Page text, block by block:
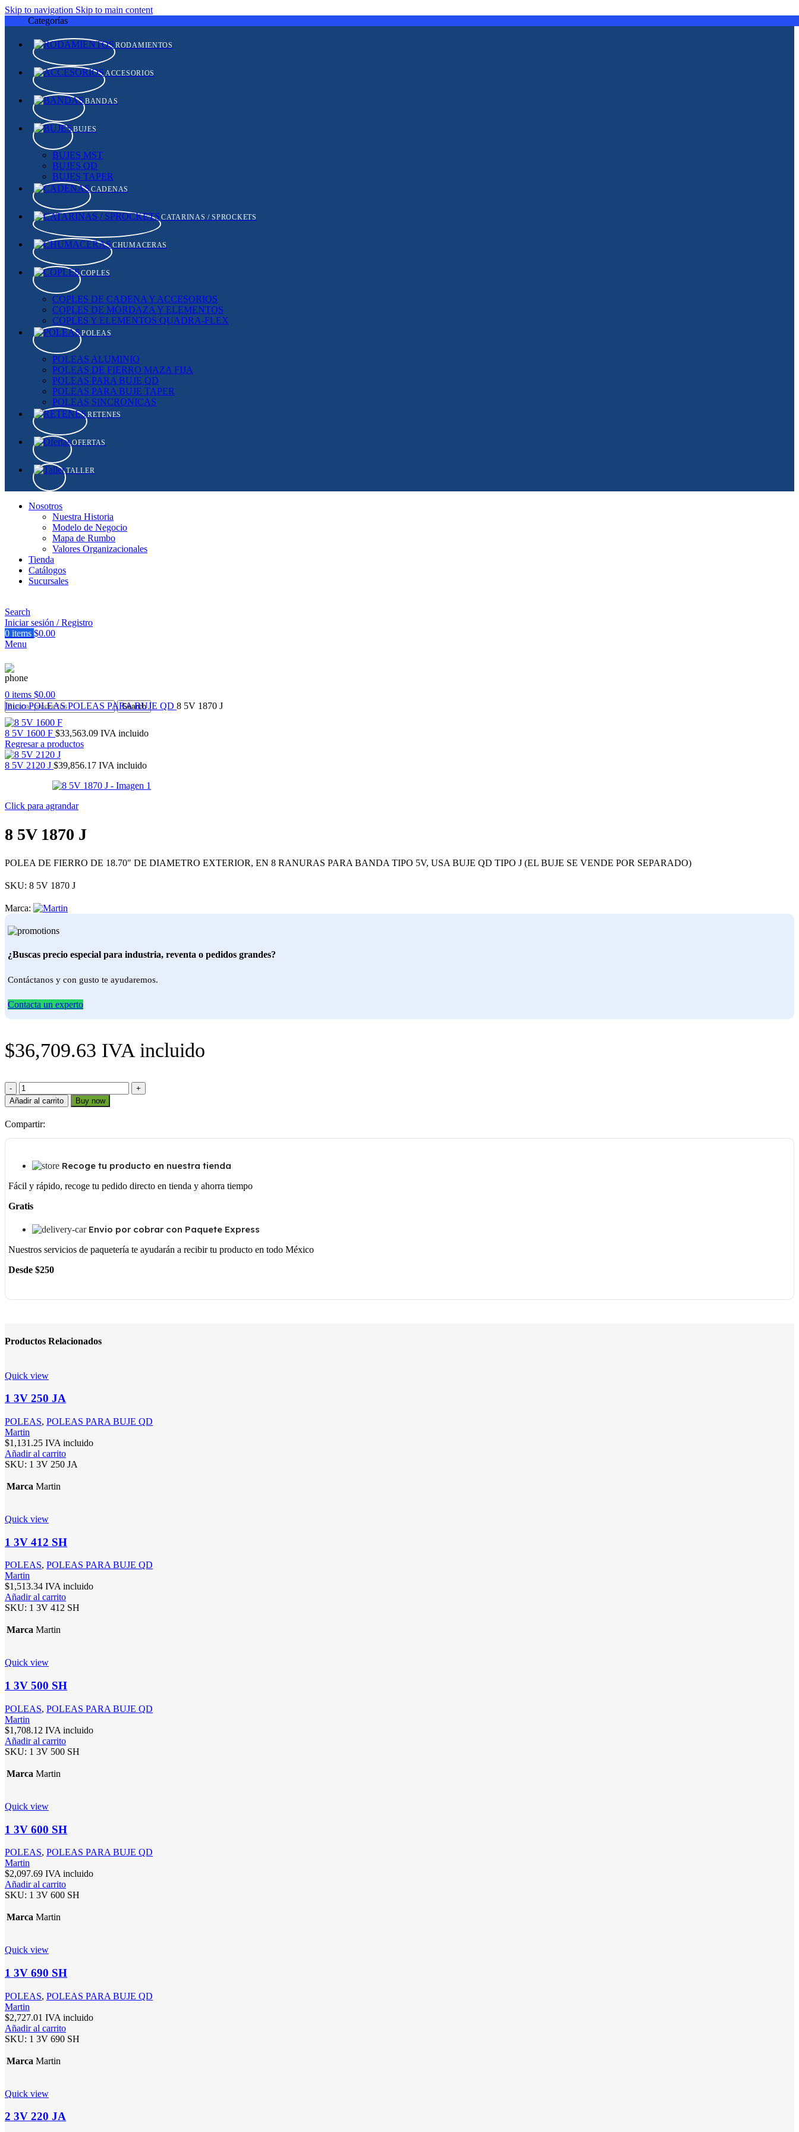
Skip to navigation Skip to main content
Categorías
RODAMIENTOS
ACCESORIOS
BANDAS
BUJES
BUJES MST
BUJES QD
BUJES TAPER
CADENAS
CATARINAS / SPROCKETS
CHUMACERAS
COPLES
COPLES DE CADENA Y ACCESORIOS
COPLES DE MORDAZA Y ELEMENTOS
COPLES Y ELEMENTOS QUADRA-FLEX
POLEAS
POLEAS ALUMINIO
POLEAS DE FIERRO MAZA FIJA
POLEAS PARA BUJE QD
POLEAS PARA BUJE TAPER
POLEAS SINCRONICAS
RETENES
OFERTAS
TALLER
Nosotros
Nuestra Historia
Modelo de Negocio
Mapa de Rumbo
Valores Organizacionales
Tienda
Catálogos
Sucursales
Search
Iniciar sesión / Registro
0 items $0.00
Menu
0 items $0.00
Search
InicioPOLEASPOLEAS PARA BUJE QD 8 5V 1870 J
8 5V 1600 F $33,563.09 IVA incluido
Regresar a productos
8 5V 2120 J $39,856.17 IVA incluido
Click para agrandar
8 5V 1870 J
POLEA DE FIERRO DE 18.70″ DE DIAMETRO EXTERIOR, EN 8 RANURAS PARA BANDA TIPO 5V, USA BUJE QD TIPO J (EL BUJE SE VENDE POR SEPARADO)
SKU: 8 5V 1870 J
Marca:
¿Buscas precio especial para industria, reventa o pedidos grandes?
Contáctanos y con gusto te ayudaremos.
Contacta un experto
$36,709.63 IVA incluido
8
5V
1870
cantidad
Añadir al carrito Buy now
Compartir:
Recoge tu producto en nuestra tienda
Fácil y rápido, recoge tu pedido directo en tienda y ahorra tiempo
Gratis
Envio por cobrar con Paquete Express
Nuestros servicios de paquetería te ayudarán a recibir tu producto en todo México
Desde $250
Productos Relacionados
Quick view
1 3V 250 JA
POLEAS, POLEAS PARA BUJE QD
Martin
$1,131.25 IVA incluido
Añadir al carrito
SKU: 1 3V 250 JA
Marca Martin
Quick view
1 3V 412 SH
POLEAS, POLEAS PARA BUJE QD
Martin
$1,513.34 IVA incluido
Añadir al carrito
SKU: 1 3V 412 SH
Marca Martin
Quick view
1 3V 500 SH
POLEAS, POLEAS PARA BUJE QD
Martin
$1,708.12 IVA incluido
Añadir al carrito
SKU: 1 3V 500 SH
Marca Martin
Quick view
1 3V 600 SH
POLEAS, POLEAS PARA BUJE QD
Martin
$2,097.69 IVA incluido
Añadir al carrito
SKU: 1 3V 600 SH
Marca Martin
Quick view
1 3V 690 SH
POLEAS, POLEAS PARA BUJE QD
Martin
$2,727.01 IVA incluido
Añadir al carrito
SKU: 1 3V 690 SH
Marca Martin
Quick view
2 3V 220 JA